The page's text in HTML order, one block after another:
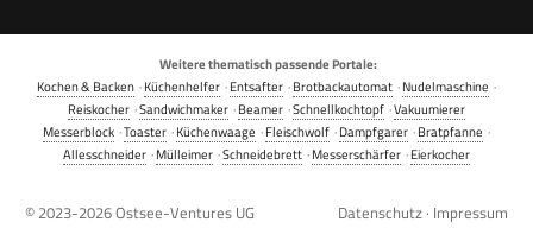
Weitere thematisch passende Portale:
Kochen & Backen ·Küchenhelfer ·Entsafter ·Brotbackautomat ·Nudelmaschine ·
Reiskocher ·Sandwichmaker ·Beamer ·Schnellkochtopf ·Vakuumierer
Messerblock ·Toaster ·Küchenwaage ·Fleischwolf ·Dampfgarer ·Bratpfanne ·
Allesschneider ·Mülleimer ·Schneidebrett ·Messerschärfer ·Eierkocher
© 2023-2026Ostsee-Ventures UG Datenschutz · Impressum